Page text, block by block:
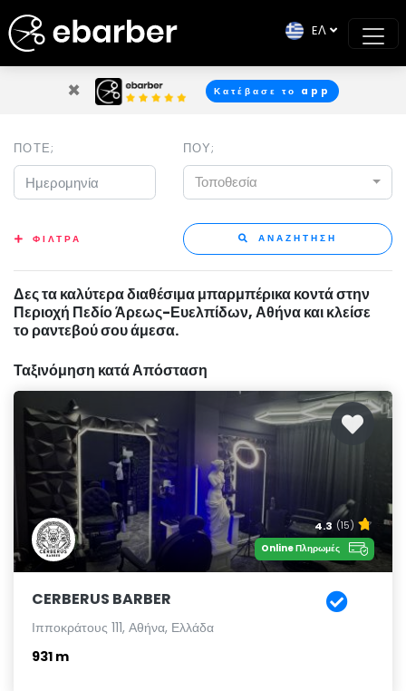
× Κατέβασε το app
EΛ
ΠΟΤΕ; ΠΟΥ;
Τοποθεσία
ΦΙΛΤΡΑ ΑΝΑΖΗΤΗΣΗ
Δες τα καλύτερα διαθέσιμα μπαρμπέρικα κοντά στην
Περιοχή Πεδίο Άρεως-Ευελπίδων, Αθήνα και κλείσε
το ραντεβού σου άμεσα.
Ταξινόμηση κατά Απόσταση
4.3 (15)
Online Πληρωμές
CERBERUS BARBER
Ιπποκράτους 111, Αθήνα, Ελλάδα
931 m